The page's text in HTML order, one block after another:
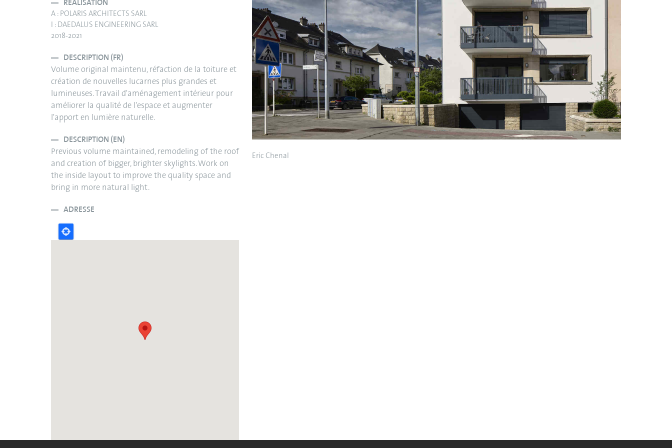
RÉALISATION
A : POLARIS ARCHITECTS SARL
I : DAEDALUS ENGINEERING SARL
2018-2021
DESCRIPTION (FR)
Volume original maintenu, réfaction de la toiture et
création de nouvelles lucarnes plus grandes et
lumineuses. Travail d'aménagement intérieur pour
améliorer la qualité de l'espace et augmenter
l'apport en lumière naturelle.
DESCRIPTION (EN)
Previous volume maintained, remodeling of the roof
and creation of bigger, brighter skylights. Work on
the inside layout to improve the quality space and
bring in more natural light.
ADRESSE
Eric Chenal